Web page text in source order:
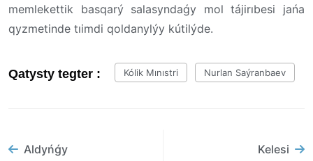
memlekettik basqarý salasyndaǵy mol tájirıbesi jańa
qyzmetinde tıimdi qoldanylýy kútilýde.
Qatysty tegter : Kólik Mınıstri Nurlan Saýranbaev
Aldyńǵy Kelesi